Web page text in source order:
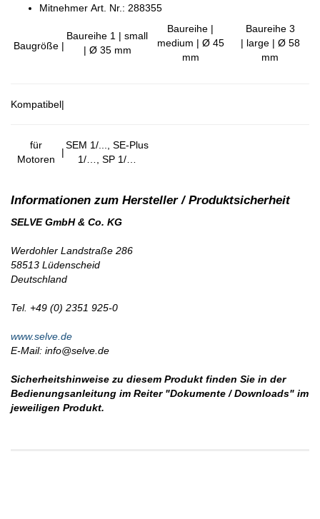
Mitnehmer Art. Nr.: 288355
Baugröße |
Baureihe 1 | small
| Ø 35 mm
Baureihe |
medium | Ø 45
mm
Baureihe 3
| large | Ø 58
mm
Kompatibel|
für
Motoren
|
SEM 1/..., SE-Plus
1/…, SP 1/…
SELVE GmbH & Co. KG
Werdohler Landstraße 286
58513 Lüdenscheid
Deutschland
Tel. +49 (0) 2351 925-0
www.selve.de
E-Mail: info@selve.de
Sicherheitshinweise zu diesem Produkt finden Sie in der
Bedienungsanleitung im Reiter "Dokumente / Downloads" im
jeweiligen Produkt.